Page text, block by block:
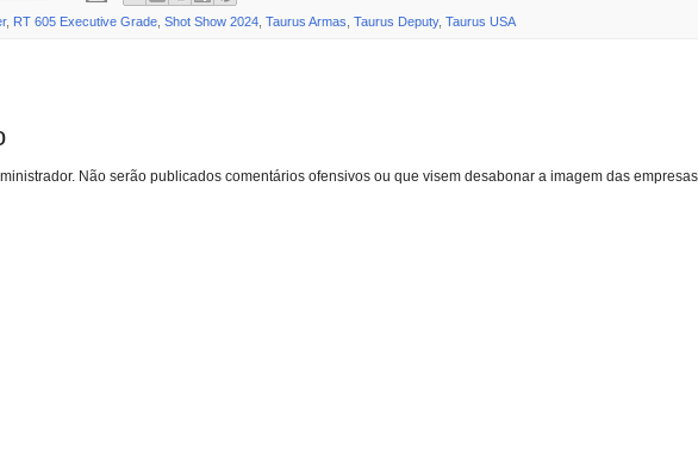
, RT 605 Executive Grade, Shot Show 2024, Taurus Armas, Taurus Deputy, Taurus USA
Não serão publicados comentários ofensivos ou que visem desabonar a imagem das